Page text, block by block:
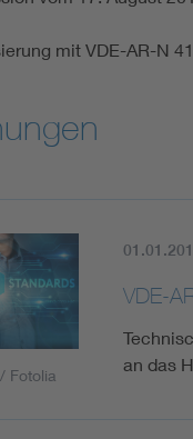
mit VDE-AR-N
Fotolia
VDE-
an das